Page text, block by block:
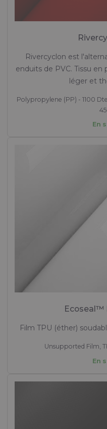
Rivercyclon est
enduits de PVC. Tissu en
léger et
Polypropylene (PP) - 1100
En
Ecoseal™
Film TPU (éther)
Unsupported Film,
En